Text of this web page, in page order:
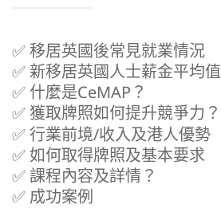
✅ 移居英國後常見就業情況
✅ 新移居英國人士薪金平均值
✅ 什麼是CeMAP？
✅ 獲取牌照如何提升競爭力？
✅ 行業前境/收入及港人優勢
✅ 如何取得牌照及基本要求
✅ 課程內容及詳情？
✅ 成功案例